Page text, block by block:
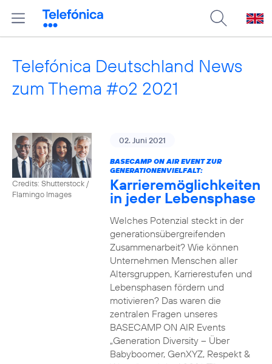
Telefónica Deutschland News
zum Thema #o2 2021
Credits: Shutterstock /
Flamingo Images
02. Juni 2021
BASECAMP ON AIR EVENT ZUR
GENERATIONENVIELFALT:
Karrieremöglichkeiten
in jeder Lebensphase
Welches Potenzial steckt in der
generationsübergreifenden
Zusammenarbeit? Wie können
Unternehmen Menschen aller
Altersgruppen, Karrierestufen und
Lebensphasen fördern und
motivieren? Das waren die
zentralen Fragen unseres
BASECAMP ON AIR Events
„Generation Diversity – Über
Babyboomer, GenXYZ, Respekt &